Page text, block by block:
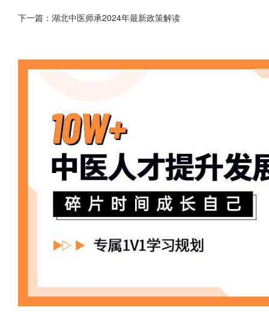
下一篇： 湖北中医师承2024年最新政策解读